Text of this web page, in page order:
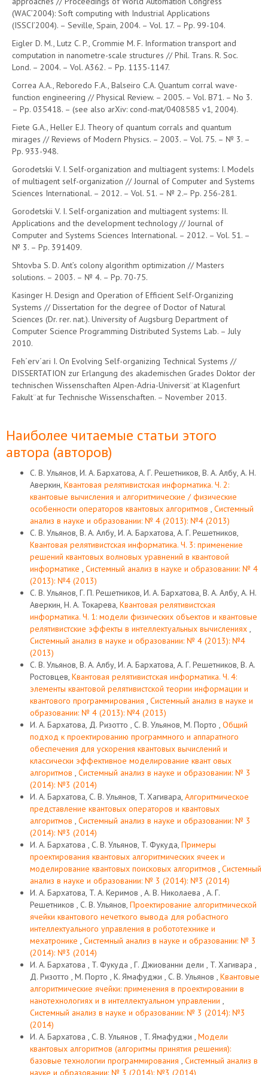
(WAC’2004): Soft computing with Industrial Applications
(ISSCI’2004). – Seville, Spain, 2004. – Vol. 17. – Pp. 99-104.
Eigler D. M., Lutz C. P., Crommie M. F. Information transport and
computation in nanometre-scale structures // Phil. Trans. R. Soc.
Lond. – 2004. – Vol. A362. – Pp. 1135-1147.
Correa A.A., Reboredo F.A., Balseiro C.A. Quantum corral wave-
function engineering // Physical Review. – 2005. – Vol. B71. – No 3.
– Pp. 035418. – (see also arXiv: cond-mat/0408585 v1, 2004).
Fiete G.A., Heller E.J. Theory of quantum corrals and quantum
mirages // Reviews of Modern Physics. – 2003. – Vol. 75. – № 3. –
Pp. 933-948.
Gorodetskii V. I. Self-organization and multiagent systems: I. Models
of multiagent self-organization // Journal of Computer and Systems
Sciences International. – 2012. – Vol. 51. – № 2.– Pp. 256-281.
Gorodetskii V. I. Self-organization and multiagent systems: II.
Applications and the development technology // Journal of
Computer and Systems Sciences International. – 2012. – Vol. 51. –
№ 3. – Pp. 391409.
Shtovba S. D. Ant’s colony algorithm optimization // Masters
solutions. – 2003. – № 4. – Pp. 70-75.
Kasinger H. Design and Operation of Efficient Self-Organizing
Systems // Dissertation for the degree of Doctor of Natural
Sciences (Dr. rer. nat.). University of Augsburg Department of
Computer Science Programming Distributed Systems Lab. – July
2010.
Feh´erv´ari I. On Evolving Self-organizing Technical Systems //
DISSERTATION zur Erlangung des akademischen Grades Doktor der
technischen Wissenschaften Alpen-Adria-Universit¨at Klagenfurt
Fakult¨at fur Technische Wissenschaften. – November 2013.
Наиболее читаемые статьи этого
автора (авторов)
С. В. Ульянов, И. А. Бархатова, А. Г. Решетников, В. А. Албу, А. Н.
Аверкин, Квантовая релятивистская информатика. Ч. 2:
квантовые вычисления и алгоритмические / физические
особенности операторов квантовых алгоритмов , Системный
анализ в науке и образовании: № 4 (2013): №4 (2013)
С. В. Ульянов, В. А. Албу, И. А. Бархатова, А. Г. Решетников,
Квантовая релятивистская информатика. Ч. 3: применение
решений квантовых волновых уравнений в квантовой
информатике , Системный анализ в науке и образовании: № 4
(2013): №4 (2013)
С. В. Ульянов, Г. П. Решетников, И. А. Бархатова, В. А. Албу, А. Н.
Аверкин, Н. А. Токарева, Квантовая релятивистская
информатика. Ч. 1: модели физических объектов и квантовые
релятивистские эффекты в интеллектуальных вычислениях ,
Системный анализ в науке и образовании: № 4 (2013): №4
(2013)
С. В. Ульянов, В. А. Албу, И. А. Бархатова, А. Г. Решетников, В. А.
Ростовцев, Квантовая релятивистская информатика. Ч. 4:
элементы квантовой релятивистской теории информации и
квантового программирования , Системный анализ в науке и
образовании: № 4 (2013): №4 (2013)
И. А. Бархатова, Д. Ризотто , С. В. Ульянов, M. Порто , Общий
подход к проектированию программного и аппаратного
обеспечения для ускорения квантовых вычислений и
классически эффективное моделирование квант овых
алгоритмов , Системный анализ в науке и образовании: № 3
(2014): №3 (2014)
И. A. Бархатова, С. В. Ульянов, T. Хагивара, Алгоритмическое
представление квантовых операторов и квантовых
алгоритмов , Системный анализ в науке и образовании: № 3
(2014): №3 (2014)
И. А. Бархатова , С. В. Ульянов, T. Фукуда, Примеры
проектирования квантовых алгоритмических ячеек и
моделирование квантовых поисковых алгоритмов , Системный
анализ в науке и образовании: № 3 (2014): №3 (2014)
И. А. Бархатова, T. А. Керимов , А. В. Николаева , А. Г.
Решетников , С. В. Ульянов, Проектирование алгоритмической
ячейки квантового нечеткого вывода для робастного
интеллектуального управления в робототехнике и
мехатронике , Системный анализ в науке и образовании: № 3
(2014): №3 (2014)
И. А. Бархатова , T. Фукуда , Г. Джиованни дели , T. Хагивара ,
Д. Ризотто , M. Порто , K. Ямафуджи , С. В. Ульянов , Квантовые
алгоритмические ячейки: применения в проектировании в
нанотехнологиях и в интеллектуальном управлении ,
Системный анализ в науке и образовании: № 3 (2014): №3
(2014)
И. А. Бархатова , С. В. Ульянов , T. Ямафуджи , Модели
квантовых алгоритмов (алгоритмы принятия решения):
базовые технологии программирования , Системный анализ в
науке и образовании: № 3 (2014): №3 (2014)